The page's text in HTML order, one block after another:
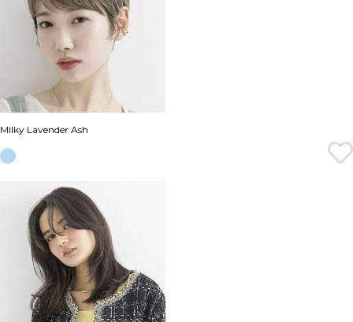
Milky Lavender Ash